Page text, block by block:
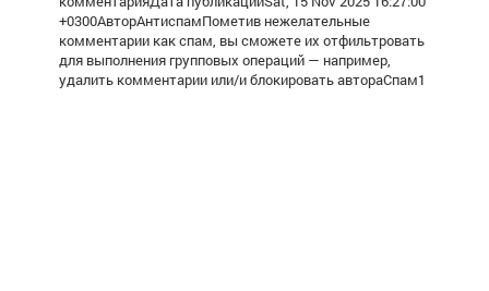
+0300АвторАнтиспамПометив нежелательные
комментарии как спам, вы сможете их отфильтровать
для выполнения групповых операций — например,
удалить комментарии или/и блокировать автораСпам1